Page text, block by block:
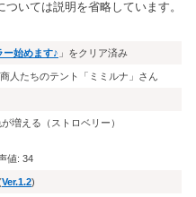
いては説明を省略しています。
ー始めます♪ 」をクリア済み
人たちのテント「ミミルナ」さん
増える（ストロベリー）
値: 34
Ver.1.2)